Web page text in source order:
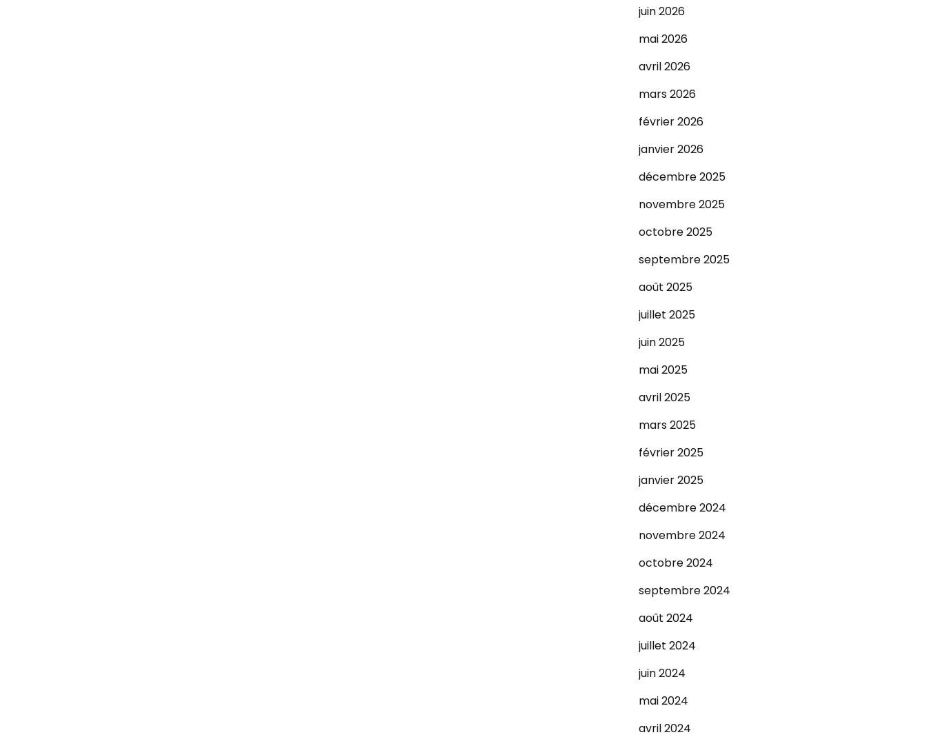
juin 2026
mai 2026
avril 2026
mars 2026
février 2026
janvier 2026
décembre 2025
novembre 2025
octobre 2025
septembre 2025
août 2025
juillet 2025
juin 2025
mai 2025
avril 2025
mars 2025
février 2025
janvier 2025
décembre 2024
novembre 2024
octobre 2024
septembre 2024
août 2024
juillet 2024
juin 2024
mai 2024
avril 2024